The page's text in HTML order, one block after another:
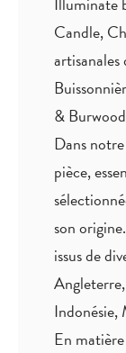
Candle,
artisanales
&
Dans
pièce,
son
issus de
En